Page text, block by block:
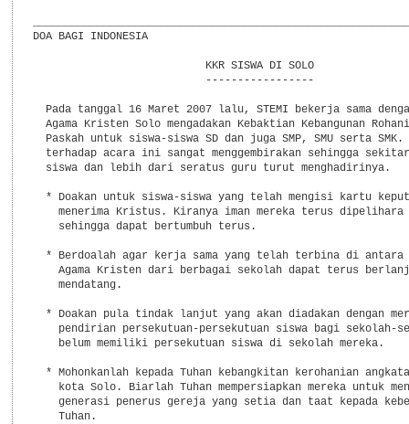
DOA BAGI INDONESIA
                           KKR SISWA DI SOLO
                           -----------------
Pada tanggal 16 Maret 2007 lalu, STEMI bekerja sama
Agama Kristen Solo mengadakan Kebaktian Kebangunan
Paskah untuk siswa-siswa SD dan juga SMP, SMU serta SMK.
terhadap acara ini sangat menggembirakan sehingga
  siswa dan lebih dari seratus guru turut menghadirinya.
* Doakan untuk siswa-siswa yang telah mengisi kartu
menerima Kristus. Kiranya iman mereka terus dipelihara
    sehingga dapat bertumbuh terus.
* Berdoalah agar kerja sama yang telah terbina di antara
Agama Kristen dari berbagai sekolah dapat terus
    mendatang.
* Doakan pula tindak lanjut yang akan diadakan dengan
pendirian persekutuan-persekutuan siswa bagi sekolah-
    belum memiliki persekutuan siswa di sekolah mereka.
* Mohonkanlah kepada Tuhan kebangkitan kerohanian
kota Solo. Biarlah Tuhan mempersiapkan mereka untuk
generasi penerus gereja yang setia dan taat kepada
    Tuhan.